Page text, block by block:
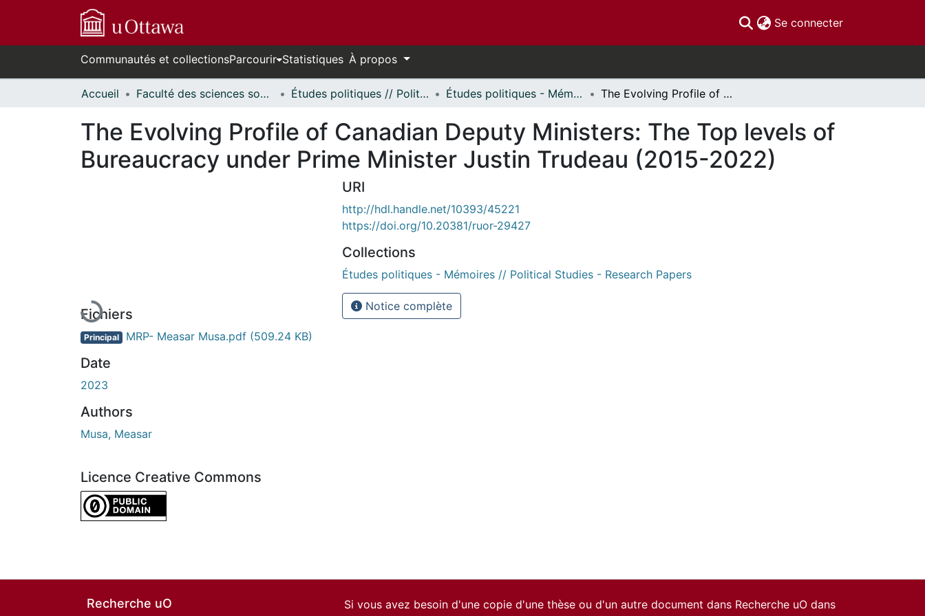
Se connecter(current)
Communautés et collectionsParcourir Statistiques À propos
Accueil Faculté des sciences sociales // Faculty of Social Sciences Études politiques // Political Studies Études politiques - Mémoires // Political Studies - Research Papers The Evolving Profile of Canadian Deputy Ministers: The Top levels of Bureaucracy under Prime Minister Justin Trudeau (2015-2022)
The Evolving Profile of Canadian Deputy Ministers: The Top levels of
Bureaucracy under Prime Minister Justin Trudeau (2015-2022)
Fichiers
Principal MRP- Measar Musa.pdf (509.24 KB)
Date
2023
Authors
Musa, Measar
Licence Creative Commons
CC0 1.0 Universal
URI
http://hdl.handle.net/10393/45221
https://doi.org/10.20381/ruor-29427
Collections
Études politiques - Mémoires // Political Studies - Research Papers
Notice complète
Recherche uO
Si vous avez besoin d'une copie d'une thèse ou d'un autre document dans Recherche uO dans